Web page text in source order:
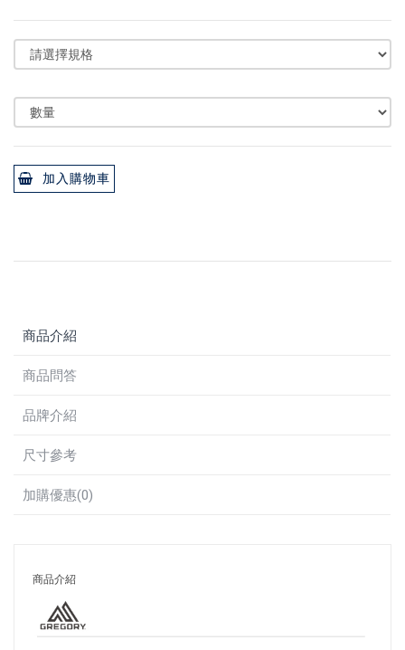
加入購物車
商品介紹
商品問答
品牌介紹
尺寸參考
加購優惠(0)
商品介紹